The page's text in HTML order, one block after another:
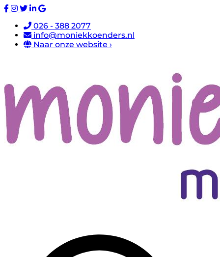
026 - 388 2077
info@moniekkoenders.nl
Naar onze website ›